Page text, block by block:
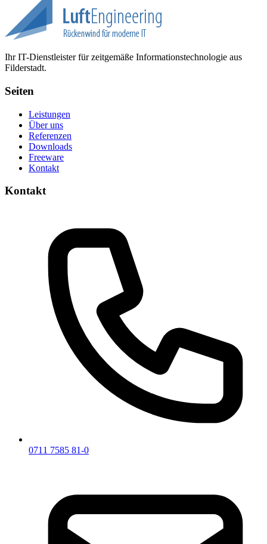
Ihr IT-Dienstleister für zeitgemäße Informationstechnologie aus
Filderstadt.
Seiten
Leistungen
Über uns
Referenzen
Downloads
Freeware
Kontakt
Kontakt
0711 7585 81-0